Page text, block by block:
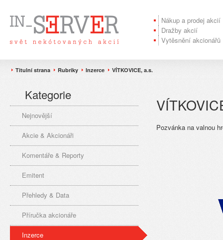
Nákup a prodej akcií
Dražby akcií
Vytěsnění akcionářů
Titulní strana Rubriky Inzerce VÍTKOVICE, a.s.
Pozvánka na valnou
Kategorie
Nejnovější
Akcie & Akcionáři
Komentáře & Reporty
Emitent
Přehledy & Data
Příručka akcionáře
Inzerce